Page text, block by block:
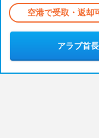
空港で受取・返却
アラブ首